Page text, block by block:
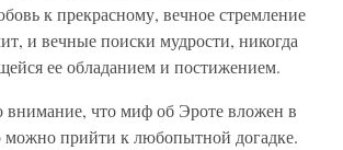
к прекрасному, вечное стремление
и вечные поиски мудрости, никогда
ее обладанием и постижением.
внимание, что миф об Эроте вложен в
можно прийти к любопытной догадке.